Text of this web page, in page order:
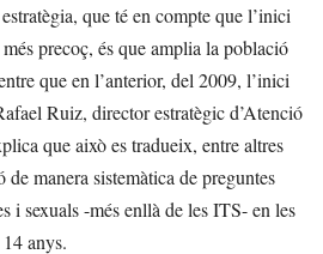
que té en compte que l’inici
precoç, és que amplia la població
que en l’anterior, del 2009, l’inici
Ruiz, director estratègic d’Atenció
que això es tradueix, entre altres
manera sistemàtica de preguntes
i sexuals -més enllà de les ITS- en les
anys.